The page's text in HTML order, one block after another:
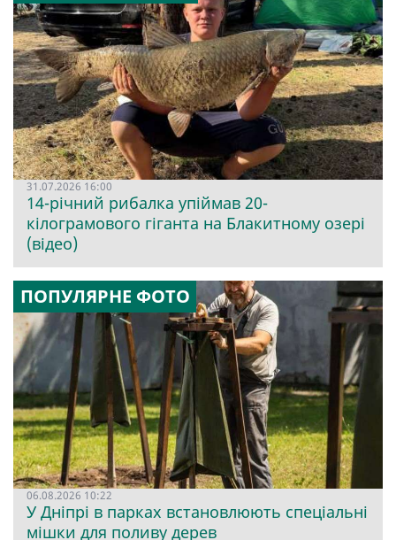
31.07.2026 16:00
14-річний рибалка упіймав 20-
кілограмового гіганта на Блакитному озері
(відео)
ПОПУЛЯРНЕ ФОТО
06.08.2026 10:22
У Дніпрі в парках встановлюють спеціальні
мішки для поливу дерев